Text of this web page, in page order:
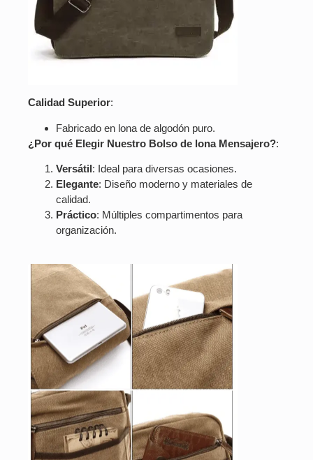
Calidad Superior:
Fabricado en lona de algodón puro.
¿Por qué Elegir Nuestro Bolso de lona Mensajero?:
Versátil: Ideal para diversas ocasiones.
Elegante: Diseño moderno y materiales de
calidad.
Práctico: Múltiples compartimentos para
organización.